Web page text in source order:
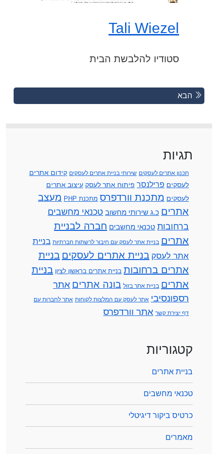
Tali Wiezel
סטודיו להלבשת הבית
Posts
Previous
Posts
הבא
תגיות
תכנון אתרים לעסקים שירותי בניית אתרים לעסקים קידום אתרים
לעסקים פרילנסר פיתוח אתר לעסק עיצוב אתרים
לעסקים מתכנת וורדפרס מתכנת PHP
מעצב
אתרים כ.ג שירותי מחשוב טכנאי מחשבים
ברחובות טכנאי מחשבים חברה לבניית
אתרים בניית אתר לעסק עם חיבור לרשתות חברתיות בניית
אתר לעסק בניית אתרים לעסקים בניית
אתרים ברחובות בניית אתרים בראשון לציון בניית
אתרים בניית אתר בזול בונה אתרים אתר
רספונסיבי אתר לעסק עם המלצות לקוחות אתר לחברות עם
דף יצירת קשר אתר וורדפרס
קטגוריות
בניית אתרים
טכנאי מחשבים
כרטיס ביקור דיגיטלי
מאמרים